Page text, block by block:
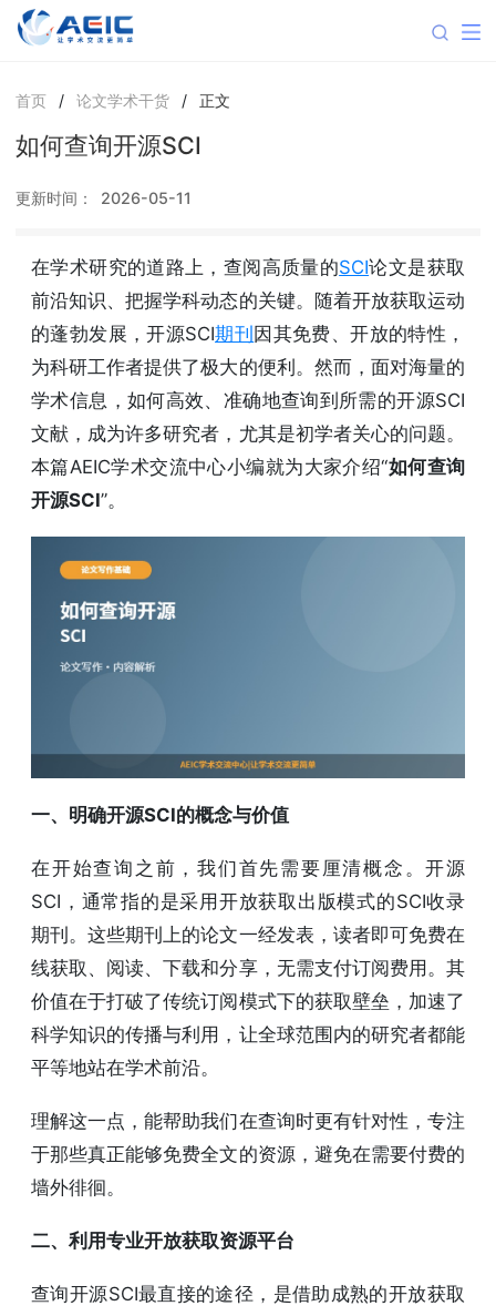
首页 / 论文学术干货 / 正文
如何查询开源SCI
更新时间： 2026-05-11
在学术研究的道路上，查阅高质量的SCI论文是获取
前沿知识、把握学科动态的关键。随着开放获取运动
的蓬勃发展，开源SCI期刊因其免费、开放的特性，
为科研工作者提供了极大的便利。然而，面对海量的
学术信息，如何高效、准确地查询到所需的开源SCI
文献，成为许多研究者，尤其是初学者关心的问题。
本篇AEIC学术交流中心小编就为大家介绍“如何查询
开源SCI”。
一、明确开源SCI的概念与价值
在开始查询之前，我们首先需要厘清概念。开源
SCI，通常指的是采用开放获取出版模式的SCI收录
期刊。这些期刊上的论文一经发表，读者即可免费在
线获取、阅读、下载和分享，无需支付订阅费用。其
价值在于打破了传统订阅模式下的获取壁垒，加速了
科学知识的传播与利用，让全球范围内的研究者都能
平等地站在学术前沿。
理解这一点，能帮助我们在查询时更有针对性，专注
于那些真正能够免费全文的资源，避免在需要付费的
墙外徘徊。
二、利用专业开放获取资源平台
查询开源SCI最直接的途径，是借助成熟的开放获取